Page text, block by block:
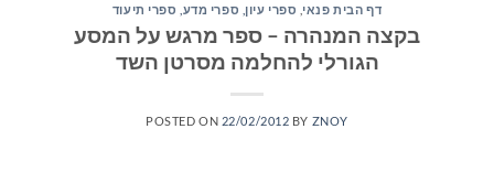
דף הבית פנאי ספרי עיון, ספרי מדע, ספרי תיעוד
בקצה המנהרה – ספר מרגש על המסע
הגורלי להחלמה מסרטן השד
POSTED ON 22/02/2012 BY ZNOY